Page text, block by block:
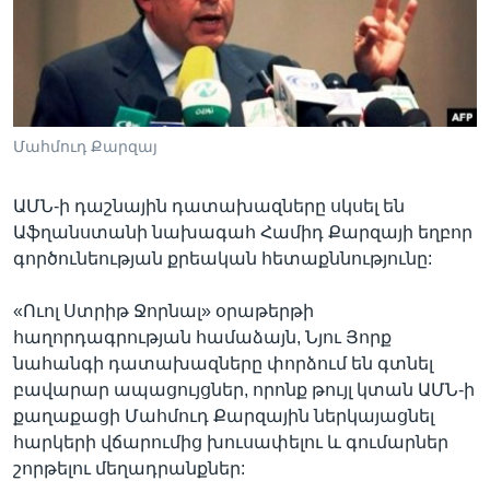
Լեզուներ
Մահմուդ Քարզայ
ԱՄՆ-ի դաշնային դատախազները սկսել են
Աֆղանստանի նախագահ Համիդ Քարզայի եղբոր
գործունեության քրեական հետաքննությունը:
«Ուոլ Ստրիթ Ջորնալ» օրաթերթի
հաղորդագրության համաձայն, Նյու Յորք
նահանգի դատախազները փորձում են գտնել
բավարար ապացույցներ, որոնք թույլ կտան ԱՄՆ-ի
քաղաքացի Մահմուդ Քարզային ներկայացնել
հարկերի վճարումից խուսափելու և գումարներ
շորթելու մեղադրանքներ: